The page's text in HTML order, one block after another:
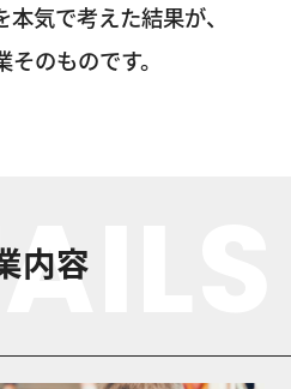
気で考えた結果が、
のものです。
内容